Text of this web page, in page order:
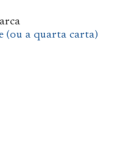
(ou a quarta carta)